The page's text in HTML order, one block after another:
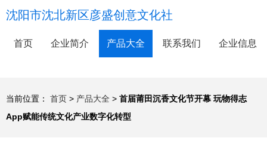
沈阳市沈北新区彦盛创意文化社
首页 企业简介 产品大全 联系我们 企业信息
当前位置： 首页 > 产品大全 > 首届莆田沉香文化节开幕 玩物得志
App赋能传统文化产业数字化转型